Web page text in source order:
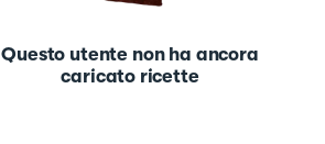
Questo utente non ha ancora
caricato ricette